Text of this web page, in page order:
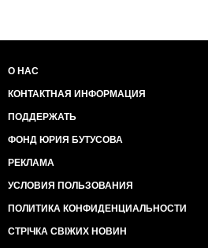
О НАС
КОНТАКТНАЯ ИНФОРМАЦИЯ
ПОДДЕРЖАТЬ
ФОНД ЮРИЯ БУТУСОВА
РЕКЛАМА
УСЛОВИЯ ПОЛЬЗОВАНИЯ
ПОЛИТИКА КОНФИДЕНЦИАЛЬНОСТИ
СТРІЧКА СВІЖИХ НОВИН